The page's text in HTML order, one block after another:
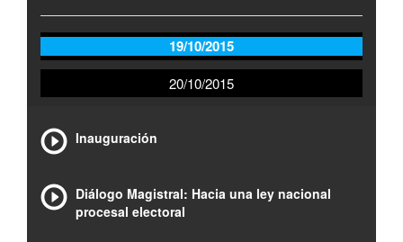
19/10/2015
20/10/2015
Inauguración
Diálogo Magistral: Hacia una ley nacional
procesal electoral